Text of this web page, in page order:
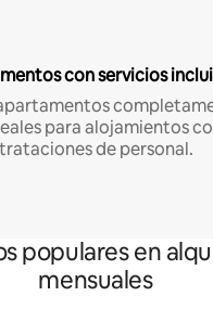
con servicios
para alojamientos
de personal.
populares en
mensuales